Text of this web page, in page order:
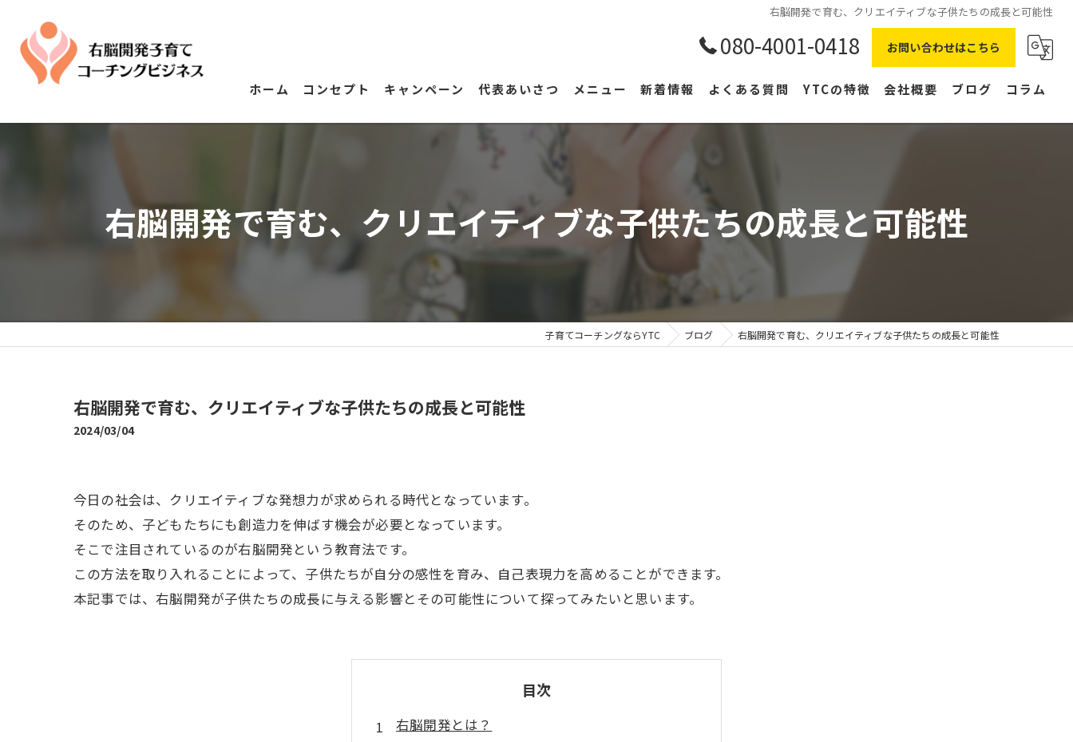
右脳開発で育む、クリエイティブな子供たちの成長と可能性
080-4001-0418 お問い合わせはこちら
ホーム コンセプト キャンペーン 代表あいさつ メニュー 新着情報 よくある質問 YTCの特徴
副業
右脳
会社概要 ブログ コラム
右脳開発で育む、クリエイティブな子供たちの成長と可能性
子育てコーチングならYTC ブログ 右脳開発で育む、クリエイティブな子供たちの成長と可能性
右脳開発で育む、クリエイティブな子供たちの成長と可能性
2024/03/04
今日の社会は、クリエイティブな発想力が求められる時代となっています。
そのため、子どもたちにも創造力を伸ばす機会が必要となっています。
そこで注目されているのが右脳開発という教育法です。
この方法を取り入れることによって、子供たちが自分の感性を育み、自己表現力を高めることができます。
本記事では、右脳開発が子供たちの成長に与える影響とその可能性について探ってみたいと思います。
目次
右脳開発とは？